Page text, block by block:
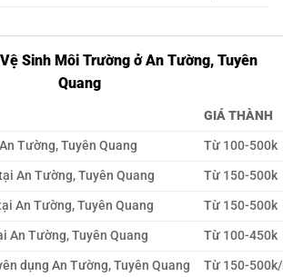
Sinh Môi Trường ở An Tường, Tuyên
Quang
GIÁ THÀNH
Tường, Tuyên Quang
Từ 100-500k
An Tường, Tuyên Quang
Từ 150-500k
An Tường, Tuyên Quang
Từ 150-500k
An Tường, Tuyên Quang
Từ 100-450k
dụng An Tường, Tuyên Quang
Từ 150-